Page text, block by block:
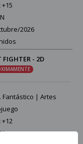
+15
2026
FIGHTER - 2D
Fantástico | Artes
+12